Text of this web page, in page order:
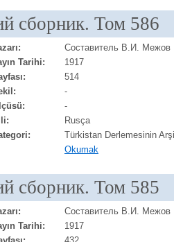
сборник. Том 586
Составитель В.И. Межов
Tarihi:
1917
514
-
-
Rusça
Türkistan Derlemesinin
Okumak
сборник. Том 585
Составитель В.И. Межов
Tarihi:
1917